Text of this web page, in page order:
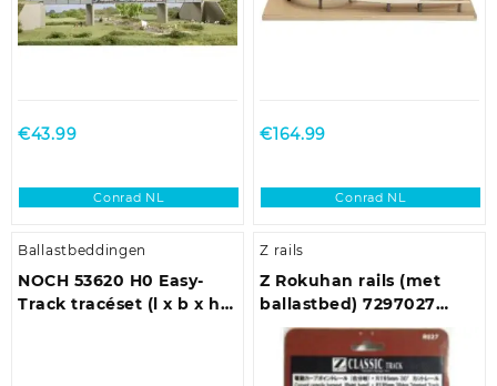
€43.99
Conrad NL
€164.99
Conrad NL
Ballastbeddingen
NOCH 53620 H0 Easy-
Track tracéset (l x b x h)
Z rails
Z Rokuhan rails (met
ballastbed) 7297027
Gebogen wissel,
Elektrisch, Rechts 30 °
195 mm, 220 mm 1